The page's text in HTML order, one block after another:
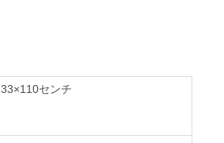
33×110センチ